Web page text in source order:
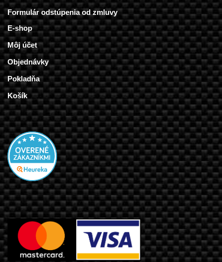
Formulár odstúpenia od zmluvy
E-shop
Môj účet
Objednávky
Pokladňa
Košík